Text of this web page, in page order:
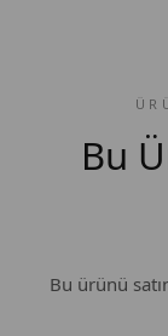
Bu
Bu ürünü